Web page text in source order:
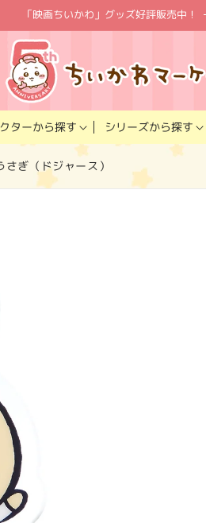
「映画ちいかわ」グッズ好評販売中！
ターから探す シリーズから探す
ぎ（ドジャース）